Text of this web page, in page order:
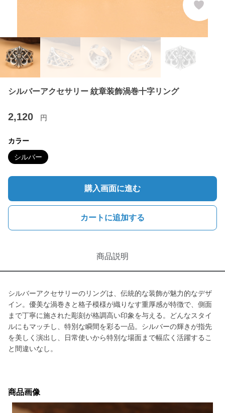
シルバーアクセサリー 紋章装飾渦巻十字リング
2,120 円
カラー
シルバー
購入画面に進む
カートに追加する
商品説明
シルバーアクセサリーのリングは、伝統的な装飾が魅力的なデザ
イン。優美な渦巻きと格子模様が織りなす重厚感が特徴で、側面
まで丁寧に施された彫刻が格調高い印象を与える。どんなスタイ
ルにもマッチし、特別な瞬間を彩る一品。シルバーの輝きが指先
を美しく演出し、日常使いから特別な場面まで幅広く活躍するこ
と間違いなし。
商品画像